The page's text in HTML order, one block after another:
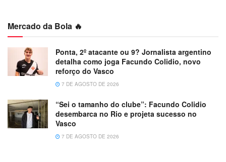
Mercado da Bola 🔥
Ponta, 2º atacante ou 9? Jornalista argentino
detalha como joga Facundo Colidio, novo
reforço do Vasco
7 DE AGOSTO DE 2026
“Sei o tamanho do clube”: Facundo Colidio
desembarca no Rio e projeta sucesso no
Vasco
7 DE AGOSTO DE 2026